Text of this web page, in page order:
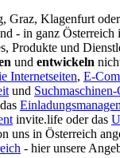
Graz, Klagenfurt
- in ganz Österreich
Produkte und
und entwickeln
Internetseiten, E-
und
invite.life oder das
uns in Österreich
- hier unsere